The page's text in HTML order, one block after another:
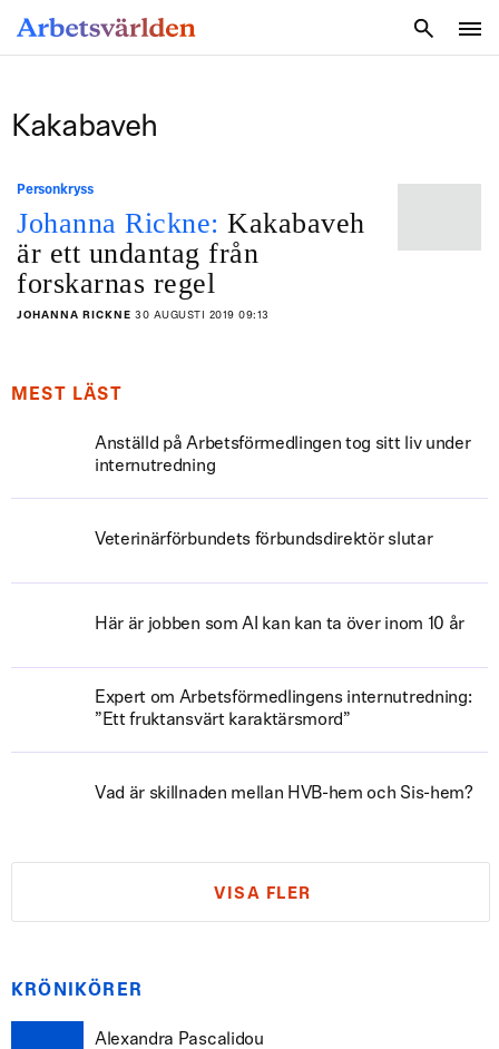
Kakabaveh
Personkryss
Johanna Rickne: Kakabaveh
är ett undantag från
forskarnas regel
JOHANNA RICKNE 30 AUGUSTI 2019 09:13
MEST LÄST
Anställd på Arbetsförmedlingen tog sitt liv under
internutredning
Veterinärförbundets förbundsdirektör slutar
Här är jobben som AI kan kan ta över inom 10 år
Expert om Arbetsförmedlingens internutredning:
”Ett fruktansvärt karaktärsmord”
Vad är skillnaden mellan HVB-hem och Sis-hem?
VISA FLER
KRÖNIKÖRER
Alexandra Pascalidou